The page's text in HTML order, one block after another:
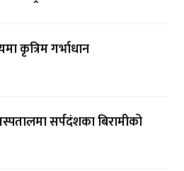
कृत्रिम गर्भाधान
सर्पदंशका बिरामीको